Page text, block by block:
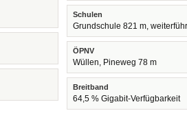
Schulen
Grundschule 821 m,
ÖPNV
Wüllen, Pineweg 78 m
Breitband
64,5 % Gigabit-Verfügbarkeit